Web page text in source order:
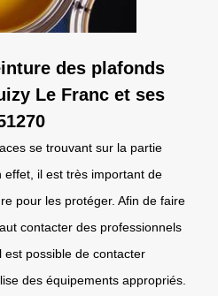
des plafonds
Le Franc et ses
se trouvant sur la partie
il est très important de
pour les protéger. Afin de faire
contacter des professionnels
possible de contacter
des équipements appropriés.